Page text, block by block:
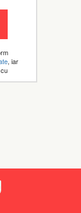
, iar